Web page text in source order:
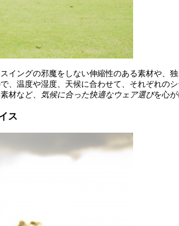
イングの邪魔をしない伸縮性のある素材や、
、温度や湿度、天候に合わせて、それぞれの
材など、
気候に合った快適なウェア選びを心が
ス